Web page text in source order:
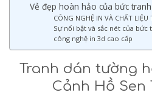
Vẻ đẹp hoàn hảo của bức
CÔNG NGHỆ IN VÀ CHẤT
Sự nổi bật và sắc nét của
công nghệ in 3d cao cấp
Tranh dán tường
Cảnh Hồ Sen